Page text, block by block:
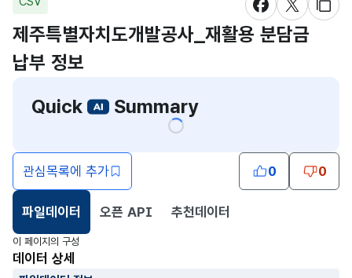
새창 열림새창 열림
새창
제주특별자치도개발공사_재활용 분담금
납부 정보
Quick
Summary
관심목록에 추가 0 0
파일데이터
선택됨
오픈 API 추천데이터
이 페이지의 구성
데이터 상세